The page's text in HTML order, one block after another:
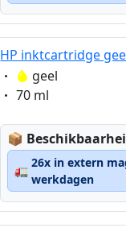
HP inktcartridge
Eigenschaft:
geel
Eigenschaft:
70 ml
📦 Lagerstatus:
🚛
26x in extern
werkdagen